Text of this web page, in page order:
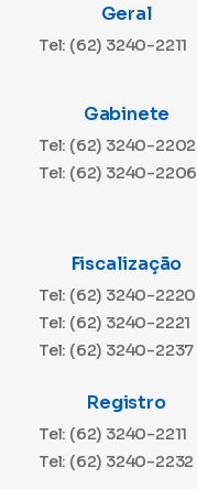
Geral
Tel: (62) 3240-2211
Gabinete
Tel: (62) 3240-2202
Tel: (62) 3240-2206
Fiscalização
Tel: (62) 3240-2220
Tel: (62) 3240-2221
Tel: (62) 3240-2237
Registro
Tel: (62) 3240-2211
Tel: (62) 3240-2232